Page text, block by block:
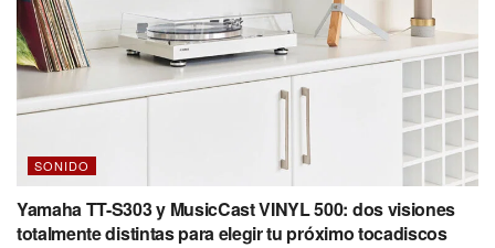
SONIDO
Yamaha TT-S303 y MusicCast VINYL 500: dos visiones
totalmente distintas para elegir tu próximo tocadiscos